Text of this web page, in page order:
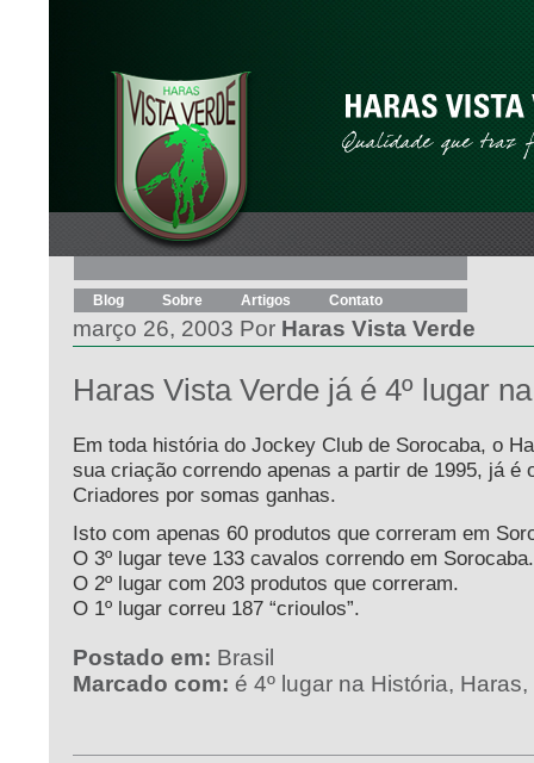
Blog Sobre Artigos Contato
março 26, 2003 Por Haras Vista Verde
Haras Vista Verde já é 4º lugar
Em toda história do Jockey Club de Sorocaba, o
sua criação correndo apenas a partir de 1995, já é
Criadores por somas ganhas.
Isto com apenas 60 produtos que correram em
O 3º lugar teve 133 cavalos correndo em Sorocaba.
O 2º lugar com 203 produtos que correram.
O 1º lugar correu 187 “crioulos”.
Postado em: Brasil
Marcado com: é 4º lugar na História, Haras,